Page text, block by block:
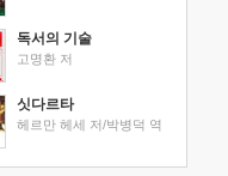
독서의 기술
고명환 저
싯다르타
헤르만 헤세 저/박병덕 역